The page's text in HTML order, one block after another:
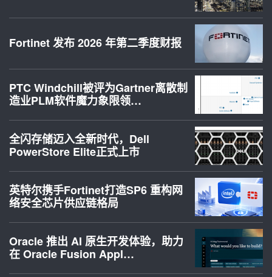
Fortinet 发布 2026 年第二季度财报
PTC Windchill被评为Gartner离散制
造业PLM软件魔力象限领…
全闪存储迈入全新时代，Dell
PowerStore Elite正式上市
英特尔携手Fortinet打造SP6 重构网
络安全芯片供应链格局
Oracle 推出 AI 原生开发体验，助力
在 Oracle Fusion Appl…